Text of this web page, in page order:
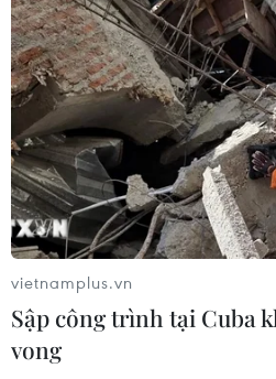
Iran đề xuất thành lập liên
ninh giữa các nước Hồi giáo
khu vực
04/08/2026 03:21
Iran ra điều kiện gì
trước khi mở lại Eo biển
Iran tuyên bố chưa đạt đủ
vietnamplus.vn
Sập công trình tại Cuba
vong